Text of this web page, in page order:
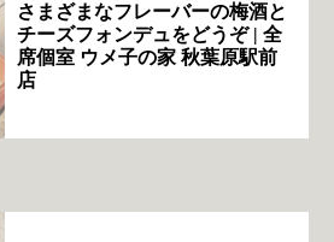
さまざまなフレーバーの梅酒と
チーズフォンデュをどうぞ | 全
席個室 ウメ子の家 秋葉原駅前
店